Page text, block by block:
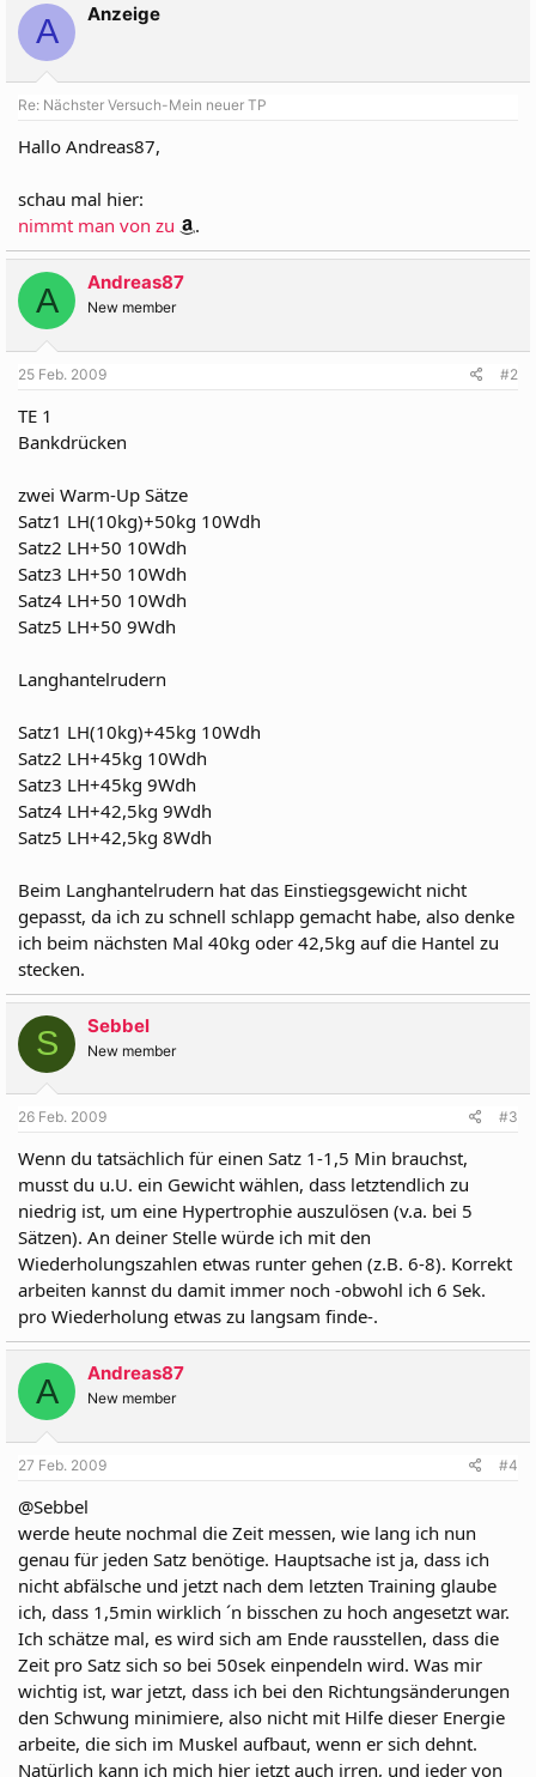
A Anzeige
Re: Nächster Versuch-Mein neuer TP
Hallo Andreas87,
schau mal hier:
nimmt man von zu
.
A Andreas87
New member
25 Feb. 2009 #2
TE 1
Bankdrücken
zwei Warm-Up Sätze
Satz1 LH(10kg)+50kg 10Wdh
Satz2 LH+50 10Wdh
Satz3 LH+50 10Wdh
Satz4 LH+50 10Wdh
Satz5 LH+50 9Wdh
Langhantelrudern
Satz1 LH(10kg)+45kg 10Wdh
Satz2 LH+45kg 10Wdh
Satz3 LH+45kg 9Wdh
Satz4 LH+42,5kg 9Wdh
Satz5 LH+42,5kg 8Wdh
Beim Langhantelrudern hat das Einstiegsgewicht nicht
gepasst, da ich zu schnell schlapp gemacht habe, also denke
ich beim nächsten Mal 40kg oder 42,5kg auf die Hantel zu
stecken.
S Sebbel
New member
26 Feb. 2009 #3
Wenn du tatsächlich für einen Satz 1-1,5 Min brauchst,
musst du u.U. ein Gewicht wählen, dass letztendlich zu
niedrig ist, um eine Hypertrophie auszulösen (v.a. bei 5
Sätzen). An deiner Stelle würde ich mit den
Wiederholungszahlen etwas runter gehen (z.B. 6-8). Korrekt
arbeiten kannst du damit immer noch -obwohl ich 6 Sek.
pro Wiederholung etwas zu langsam finde-.
A Andreas87
New member
27 Feb. 2009 #4
@Sebbel
werde heute nochmal die Zeit messen, wie lang ich nun
genau für jeden Satz benötige. Hauptsache ist ja, dass ich
nicht abfälsche und jetzt nach dem letzten Training glaube
ich, dass 1,5min wirklich ´n bisschen zu hoch angesetzt war.
Ich schätze mal, es wird sich am Ende rausstellen, dass die
Zeit pro Satz sich so bei 50sek einpendeln wird. Was mir
wichtig ist, war jetzt, dass ich bei den Richtungsänderungen
den Schwung minimiere, also nicht mit Hilfe dieser Energie
arbeite, die sich im Muskel aufbaut, wenn er sich dehnt.
Natürlich kann ich mich hier jetzt auch irren, und jeder von